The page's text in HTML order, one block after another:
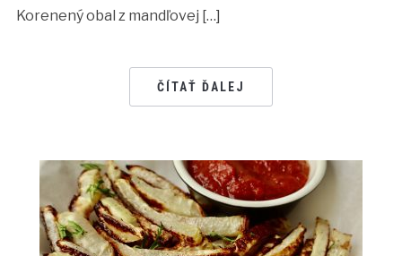
Korenený obal z mandľovej […]
ČÍTAŤ ĎALEJ